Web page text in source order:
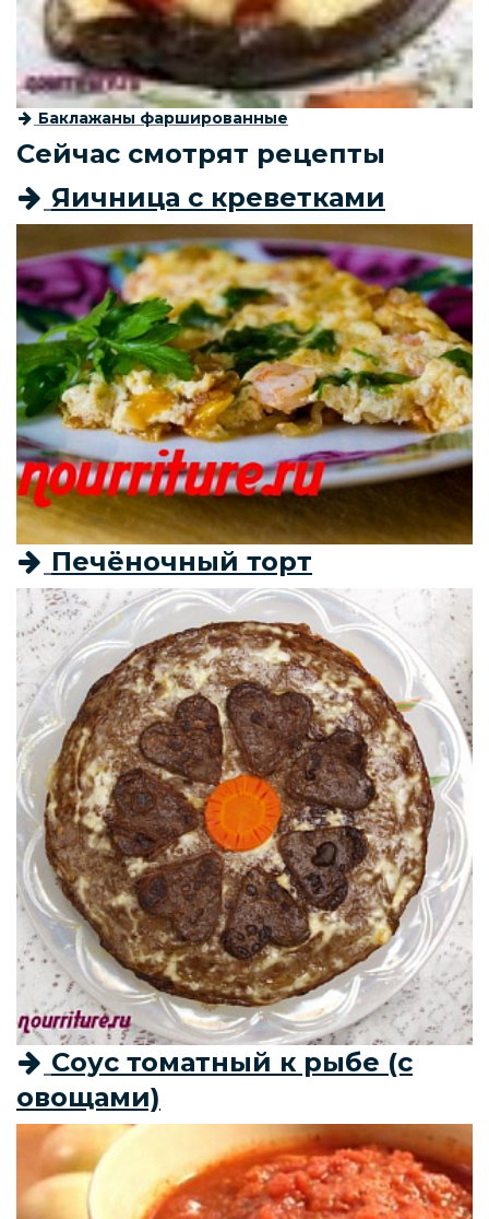
Баклажаны фаршированные
Сейчас смотрят рецепты
Яичница с креветками
Печёночный торт
Соус томатный к рыбе (с
овощами)